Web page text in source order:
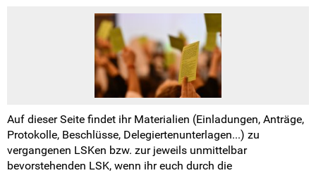
Auf dieser Seite findet ihr Materialien (Einladungen, Anträge,
Protokolle, Beschlüsse, Delegiertenunterlagen...) zu
vergangenen LSKen bzw. zur jeweils unmittelbar
bevorstehenden LSK, wenn ihr euch durch die